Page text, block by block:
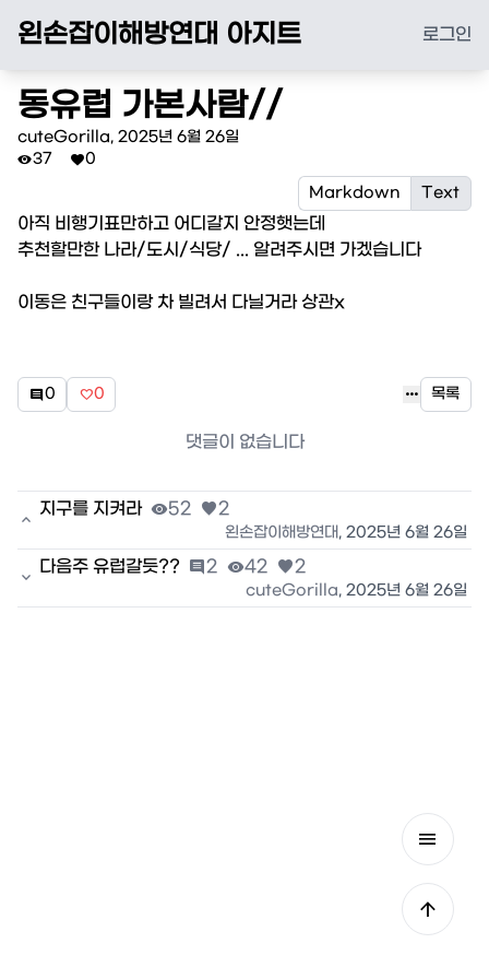
왼손잡이해방연대 아지트 로그인


동유럽 가본사람//
cuteGorilla, 2025년 6월 26일
37 0
Markdown
Text
아직 비행기표만하고 어디갈지 안정햇는데
추천할만한 나라/도시/식당/ ... 알려주시면 가겠습니다
이동은 친구들이랑 차 빌려서 다닐거라 상관x
0 0  목록
댓글이 없습니다

지구를 지켜라 52 2
왼손잡이해방연대, 2025년 6월 26일

다음주 유럽갈듯?? 2 42 2
cuteGorilla, 2025년 6월 26일